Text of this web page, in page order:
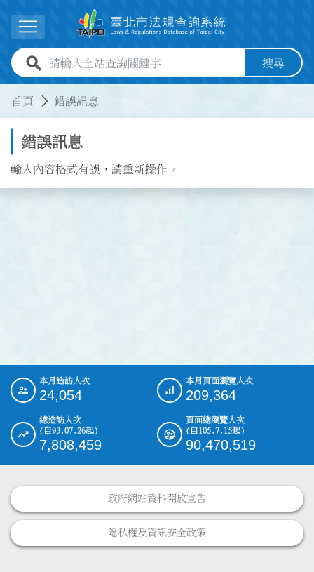
展開選單
全站查詢關鍵字欄位 搜尋
首頁 錯誤訊息
錯誤訊息
輸入內容格式有誤，請重新操作。
::: 本月造訪人次
24,054
本月頁面瀏覽人次
209,364
總造訪人次
(自93.07.26起)
7,808,459
頁面總瀏覽人次
(自105.7.15起)
90,470,519
政府網站資料開放宣告
隱私權及資訊安全政策